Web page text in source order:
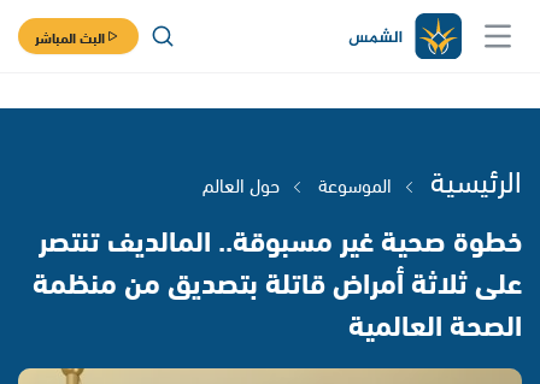
البث المباشر
الرئيسية الموسوعة حول العالم
خطوة صحية غير مسبوقة.. المالديف تنتصر
على ثلاثة أمراض قاتلة بتصديق من منظمة
الصحة العالمية